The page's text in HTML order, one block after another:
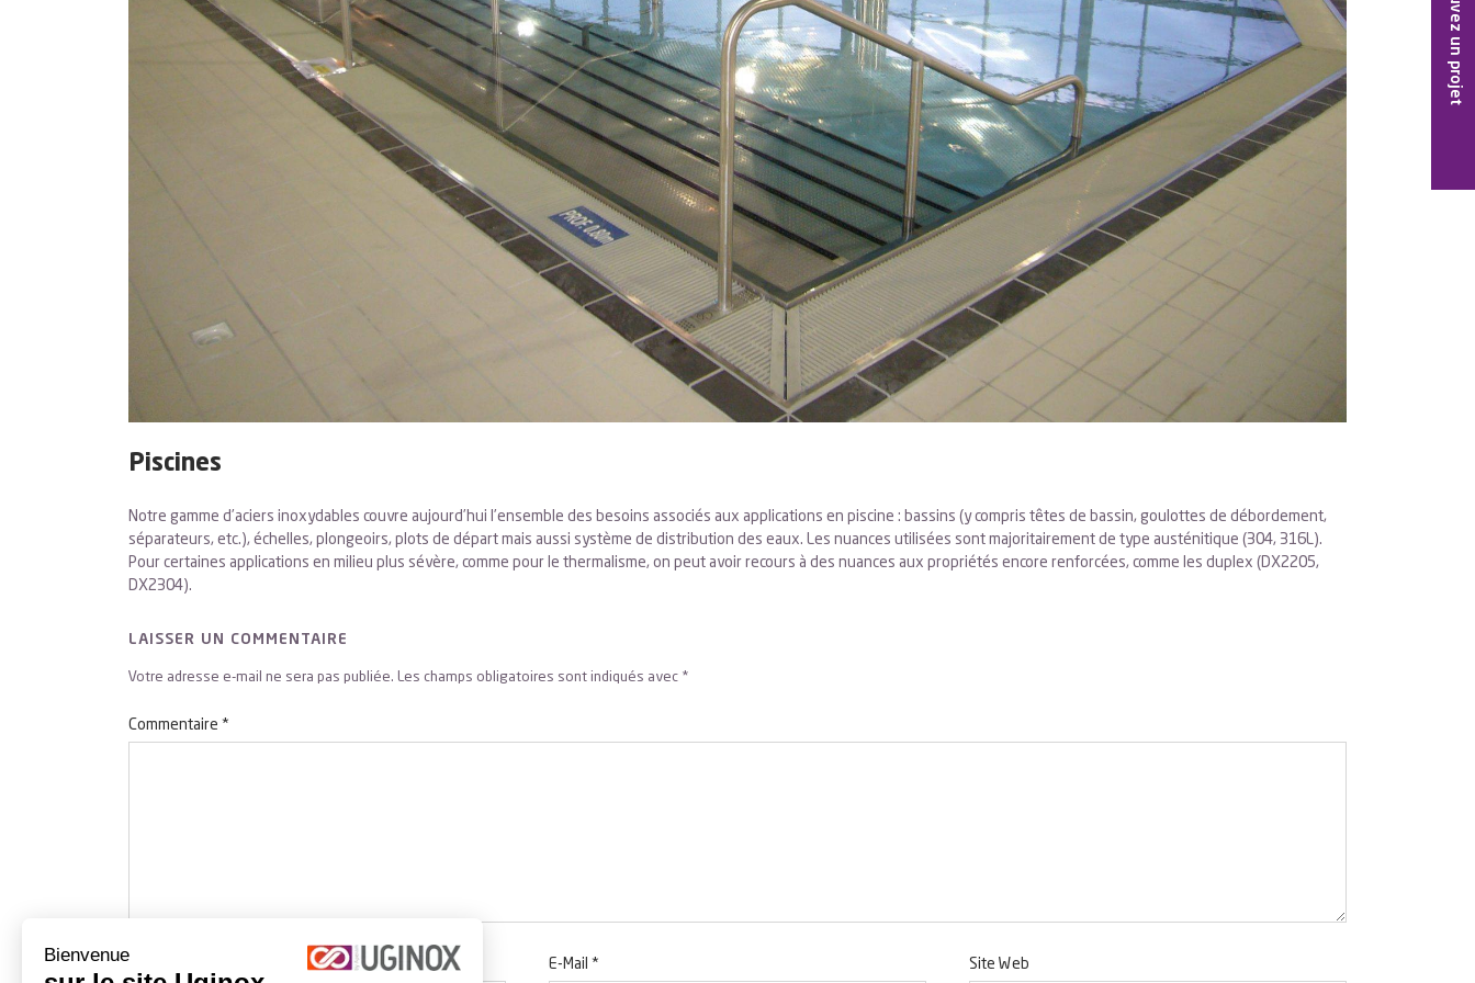
Piscines
Notre gamme d’aciers inoxydables couvre aujourd’hui l’ensemble des besoins associés aux applications en piscine : bassins (y compris têtes de bassin, goulottes de débordement,
séparateurs, etc.), échelles, plongeoirs, plots de départ mais aussi système de distribution des eaux. Les nuances utilisées sont majoritairement de type austénitique (304, 316L).
Pour certaines applications en milieu plus sévère, comme pour le thermalisme, on peut avoir recours à des nuances aux propriétés encore renforcées, comme les duplex (DX2205,
DX2304).
LAISSER UN COMMENTAIRE
Votre adresse e-mail ne sera pas publiée. Les champs obligatoires sont indiqués avec *
Commentaire *
Nom E-Mail * Site Web
Trouvez un projet
Bienvenue